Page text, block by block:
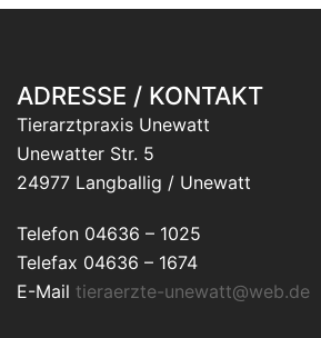
ADRESSE / KONTAKT
Tierarztpraxis Unewatt
Unewatter Str. 5
24977 Langballig / Unewatt
Telefon 04636 – 1025
Telefax 04636 – 1674
E-Mail tieraerzte-unewatt@web.de